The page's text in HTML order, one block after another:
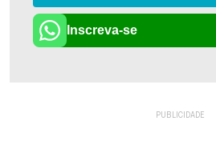
Inscreva-se